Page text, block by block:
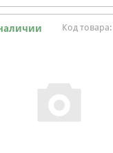
Код товара: